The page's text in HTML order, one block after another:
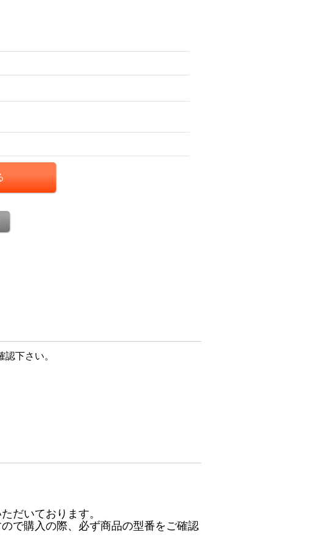
下さい。
だいております。
で購入の際、必ず商品の型番をご確認